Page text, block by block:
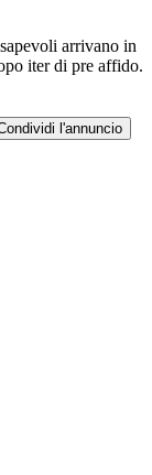
arrivano in
iter di pre affido.
l'annuncio